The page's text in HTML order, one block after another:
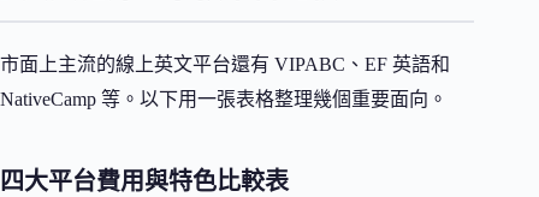
市面上主流的線上英文平台還有 VIPABC、EF 英語和
NativeCamp 等。以下用一張表格整理幾個重要面向。
四大平台費用與特色比較表